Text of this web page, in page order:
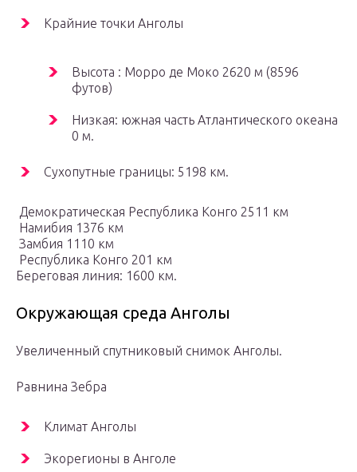
Крайние точки Анголы
Высота : Морро де Моко 2620 м (8596
футов)
Низкая: южная часть Атлантического океана
0 м.
Сухопутные границы: 5198 км.
Демократическая Республика Конго 2511 км
Намибия 1376 км
Замбия 1110 км
Республика Конго 201 км
Береговая линия: 1600 км.
Окружающая среда Анголы
Увеличенный спутниковый снимок Анголы.
Равнина Зебра
Климат Анголы
Экорегионы в Анголе